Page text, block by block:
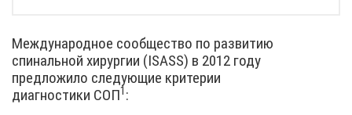
Международное сообщество по развитию
спинальной хирургии (ISASS) в 2012 году
предложило следующие критерии
диагностики СОП1 :